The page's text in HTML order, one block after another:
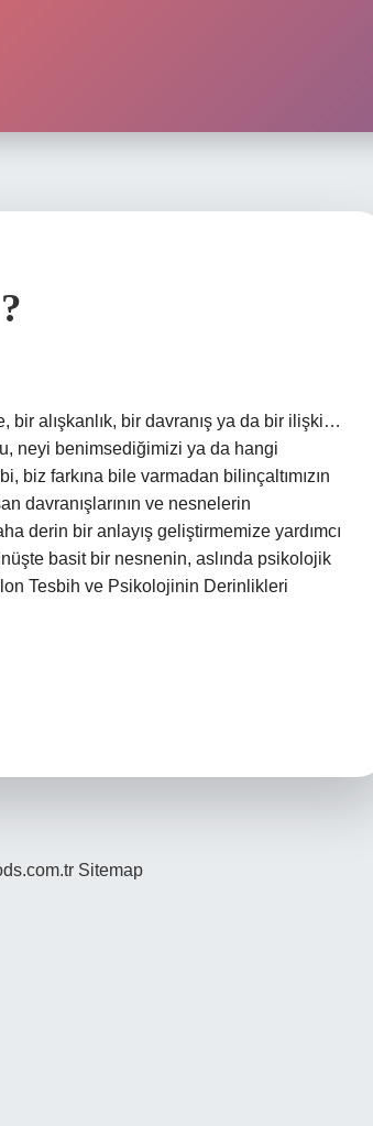
bir alışkanlık, bir davranış ya da bir ilişki…
neyi benimsediğimizi ya da hangi
biz farkına bile varmadan bilinçaltımızın
davranışlarının ve nesnelerin
derin bir anlayış geliştirmemize yardımcı
basit bir nesnenin, aslında psikolojik
Tesbih ve Psikolojinin Derinlikleri
Sitemap